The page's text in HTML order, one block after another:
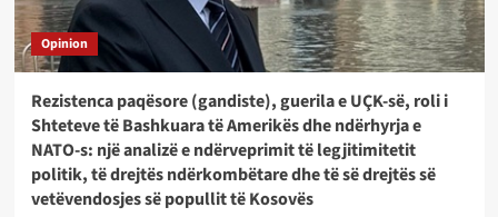
Opinion
Rezistenca paqësore (gandiste), guerila e UÇK-së, roli i
Shteteve të Bashkuara të Amerikës dhe ndërhyrja e
NATO-s: një analizë e ndërveprimit të legjitimitetit
politik, të drejtës ndërkombëtare dhe të së drejtës së
vetëvendosjes së popullit të Kosovës